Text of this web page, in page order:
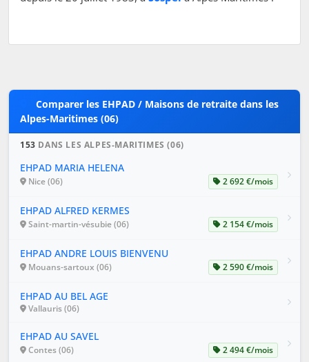
Comparer les EHPAD / Maisons de retraite dans les
Alpes-Maritimes (06)
153 DANS LES ALPES-MARITIMES (06)
EHPAD MARIA HELENA
Nice (06) 2 692 €/mois
EHPAD ALFRED KERMES
Saint-martin-vésubie (06) 2 154 €/mois
EHPAD ANDRE LOUIS BIENVENU
Mouans-sartoux (06) 2 590 €/mois
EHPAD AU BEL AGE
Vallauris (06)
EHPAD AU SAVEL
Contes (06) 2 494 €/mois